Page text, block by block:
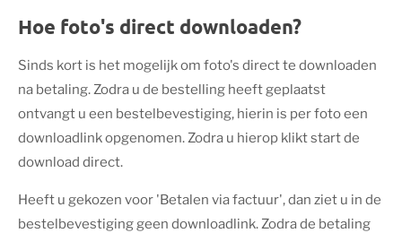
Hoe foto's direct downloaden?
Sinds kort is het mogelijk om foto's direct te downloaden
na betaling. Zodra u de bestelling heeft geplaatst
ontvangt u een bestelbevestiging, hierin is per foto een
downloadlink opgenomen. Zodra u hierop klikt start de
download direct.
Heeft u gekozen voor 'Betalen via factuur', dan ziet u in de
bestelbevestiging geen downloadlink. Zodra de betaling